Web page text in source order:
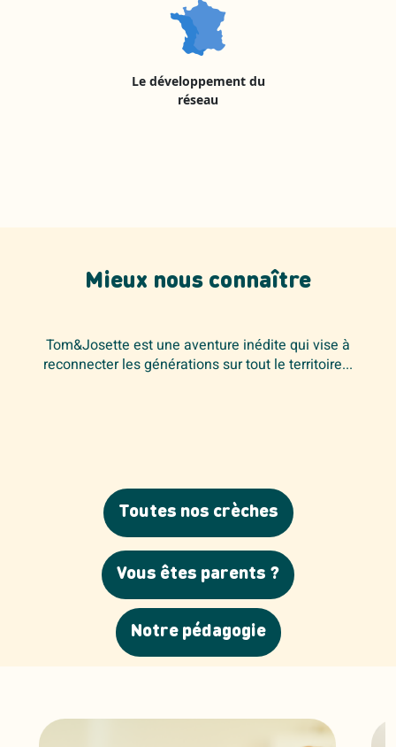
Le développement du
réseau
Mieux nous connaître
Tom&Josette est une aventure inédite qui vise à
reconnecter les générations sur tout le territoire...
Toutes nos crèches
Vous êtes parents ?
Notre pédagogie